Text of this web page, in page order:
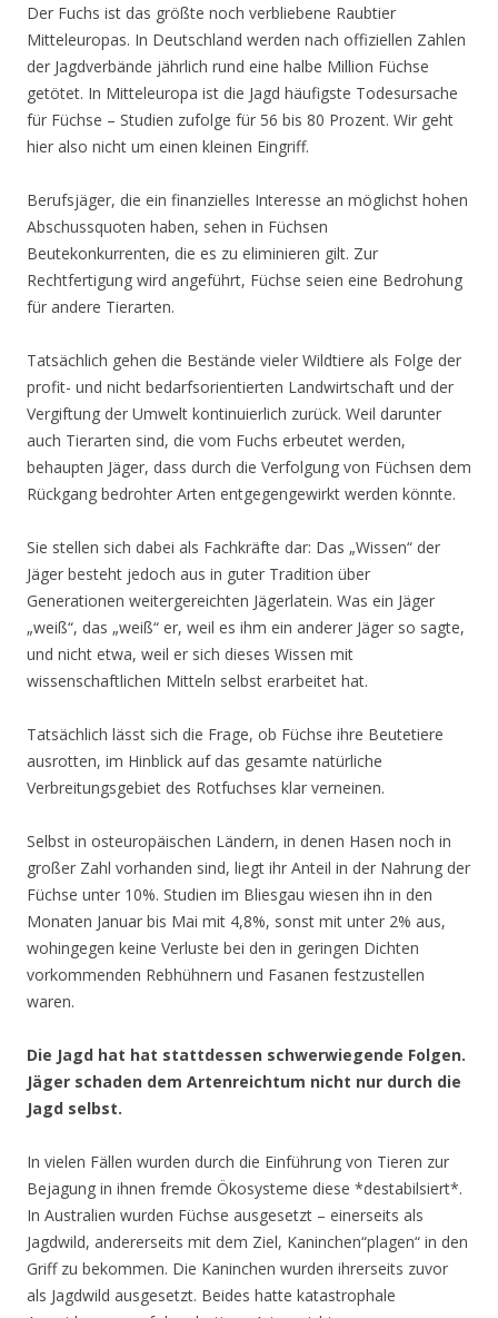
Der Fuchs ist das größte noch verbliebene Raubtier
Mitteleuropas. In Deutschland werden nach offiziellen Zahlen
der Jagdverbände jährlich rund eine halbe Million Füchse
getötet. In Mitteleuropa ist die Jagd häufigste Todesursache
für Füchse – Studien zufolge für 56 bis 80 Prozent. Wir geht
hier also nicht um einen kleinen Eingriff.
Berufsjäger, die ein finanzielles Interesse an möglichst hohen
Abschussquoten haben, sehen in Füchsen
Beutekonkurrenten, die es zu eliminieren gilt. Zur
Rechtfertigung wird angeführt, Füchse seien eine Bedrohung
für andere Tierarten.
Tatsächlich gehen die Bestände vieler Wildtiere als Folge der
profit- und nicht bedarfsorientierten Landwirtschaft und der
Vergiftung der Umwelt kontinuierlich zurück. Weil darunter
auch Tierarten sind, die vom Fuchs erbeutet werden,
behaupten Jäger, dass durch die Verfolgung von Füchsen dem
Rückgang bedrohter Arten entgegengewirkt werden könnte.
Sie stellen sich dabei als Fachkräfte dar: Das „Wissen“ der
Jäger besteht jedoch aus in guter Tradition über
Generationen weitergereichten Jägerlatein. Was ein Jäger
„weiß“, das „weiß“ er, weil es ihm ein anderer Jäger so sagte,
und nicht etwa, weil er sich dieses Wissen mit
wissenschaftlichen Mitteln selbst erarbeitet hat.
Tatsächlich lässt sich die Frage, ob Füchse ihre Beutetiere
ausrotten, im Hinblick auf das gesamte natürliche
Verbreitungsgebiet des Rotfuchses klar verneinen.
Selbst in osteuropäischen Ländern, in denen Hasen noch in
großer Zahl vorhanden sind, liegt ihr Anteil in der Nahrung der
Füchse unter 10%. Studien im Bliesgau wiesen ihn in den
Monaten Januar bis Mai mit 4,8%, sonst mit unter 2% aus,
wohingegen keine Verluste bei den in geringen Dichten
vorkommenden Rebhühnern und Fasanen festzustellen
waren.
Die Jagd hat hat stattdessen schwerwiegende Folgen.
Jäger schaden dem Artenreichtum nicht nur durch die
Jagd selbst.
In vielen Fällen wurden durch die Einführung von Tieren zur
Bejagung in ihnen fremde Ökosysteme diese *destabilsiert*.
In Australien wurden Füchse ausgesetzt – einerseits als
Jagdwild, andererseits mit dem Ziel, Kaninchen“plagen“ in den
Griff zu bekommen. Die Kaninchen wurden ihrerseits zuvor
als Jagdwild ausgesetzt. Beides hatte katastrophale